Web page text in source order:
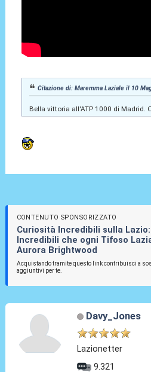
Citazione di: Maremma Laziale il 10
Bella vittoria all'ATP 1000 di Madrid.
CONTENUTO SPONSORIZZATO
Curiosità Incredibili sulla
Incredibili che ogni Tifoso
Aurora Brightwood
Acquistando tramite questo link contribuisci a
aggiuntivi per te.
Davy_Jones
Lazionetter
9.321